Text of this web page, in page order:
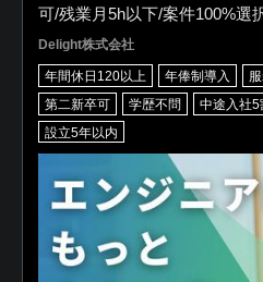
可/残業月5h以下/案件100%選
Delight株式会社
年間休日120以上 年俸制導入
第二新卒可
学歴不問 中途入社5
設立5年以内